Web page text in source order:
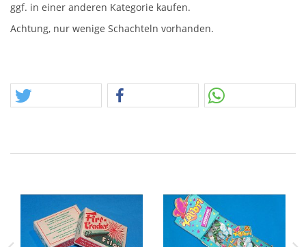
ggf. in einer anderen Kategorie kaufen.
Achtung, nur wenige Schachteln vorhanden.